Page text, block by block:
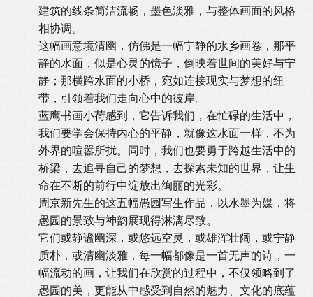
建筑的线条简洁流畅，墨色淡雅，与整体画面的风格
相协调。
这幅画意境清幽，仿佛是一幅宁静的水乡画卷，那平
静的水面，似是心灵的镜子，倒映着世间的美好与宁
静；那横跨水面的小桥，宛如连接现实与梦想的纽
带，引领着我们走向心中的彼岸。
蓝鹰书画小荷感到，它告诉我们，在忙碌的生活中，
我们要学会保持内心的平静，就像这水面一样，不为
外界的喧嚣所扰。同时，我们也要勇于跨越生活中的
桥梁，去追寻自己的梦想，去探索未知的世界，让生
命在不断的前行中绽放出绚丽的光彩。
周京新先生的这五幅愚园写生作品，以水墨为媒，将
愚园的景致与神韵展现得淋漓尽致。
它们或静谧幽深，或悠远空灵，或雄浑壮阔，或宁静
质朴，或清幽淡雅，每一幅都像是一首无声的诗，一
幅流动的画，让我们在欣赏的过程中，不仅领略到了
愚园的美，更能从中感受到自然的魅力、文化的底蕴